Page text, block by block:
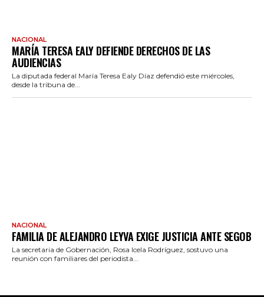
NACIONAL
MARÍA TERESA EALY DEFIENDE DERECHOS DE LAS
AUDIENCIAS
La diputada federal María Teresa Ealy Díaz defendió este miércoles,
desde la tribuna de...
NACIONAL
FAMILIA DE ALEJANDRO LEYVA EXIGE JUSTICIA ANTE SEGOB
La secretaria de Gobernación, Rosa Icela Rodríguez, sostuvo una
reunión con familiares del periodista...